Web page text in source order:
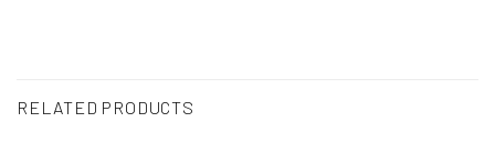
RELATED PRODUCTS